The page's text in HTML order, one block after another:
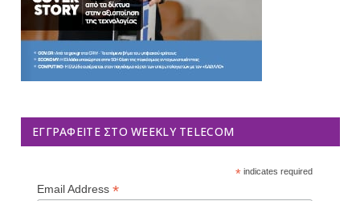
ΕΓΓΡΑΦΕΊΤΕ ΣΤΟ WEEKLY TELECOM
*indicates required
Email Address *